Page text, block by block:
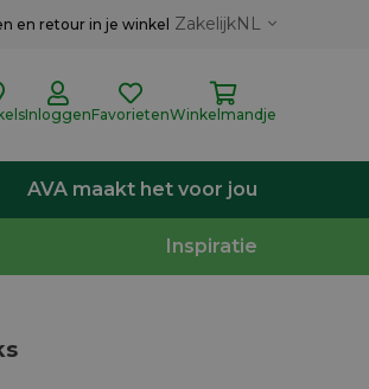
en retour in je winkel ZakelijkNL
InloggenFavorietenWinkelmandje
AVA maakt het voor jou
Inspiratie